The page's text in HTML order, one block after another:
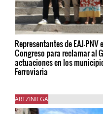
Representantes de EAJ-
Congreso para reclamar al
actuaciones en los
Ferroviaria
ARTZINIEGA